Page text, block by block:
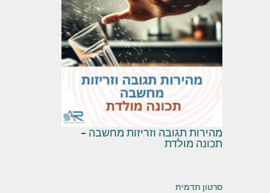
מהירות תגובה וזריזות מחשבה –
תכונה מולדת
סרטון תדמית